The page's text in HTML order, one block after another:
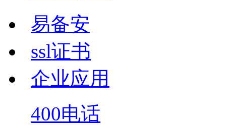
易备安
ssl证书
企业应用
400电话